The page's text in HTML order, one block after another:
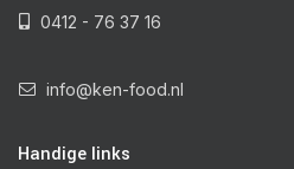
0412 - 76 37 16
info@ken-food.nl
Handige links